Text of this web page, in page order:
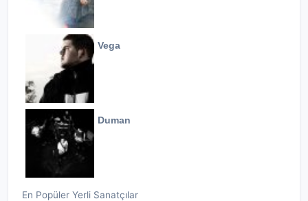
Vega
Duman
En Popüler Yerli Sanatçılar